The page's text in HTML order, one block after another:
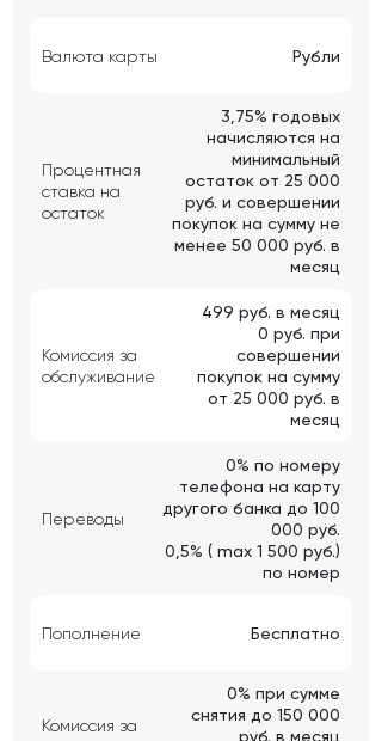
Валюта карты Рубли
Процентная
ставка на
остаток
3,75% годовых
начисляются на
минимальный
остаток от 25 000
руб. и совершении
покупок на сумму не
менее 50 000 руб. в
месяц
Комиссия за
обслуживание
499 руб. в месяц
0 руб. при
совершении
покупок на сумму
от 25 000 руб. в
месяц
Переводы
0% по номеру
телефона на карту
другого банка до 100
000 руб.
0,5% ( max 1 500 руб.)
по номер
Пополнение Бесплатно
Комиссия за
0% при сумме
снятия до 150 000
руб. в месяц